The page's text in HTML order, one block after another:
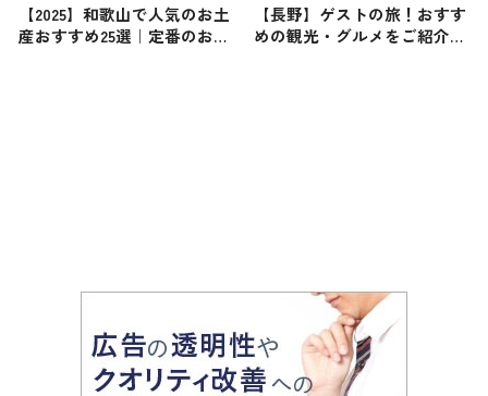
【2025】和歌山で人気のお土
産おすすめ25選｜定番のお菓
【長野】ゲストの旅！おすす
めの観光・グルメをご紹介